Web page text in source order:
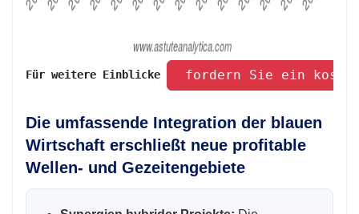
Für weitere Einblicke fordern Sie ein
Die umfassende Integration der blauen
Wirtschaft erschließt neue profitable
Wellen- und Gezeitengebiete